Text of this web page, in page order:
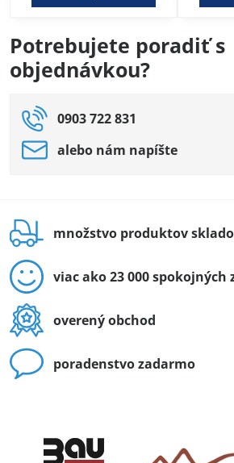
Potrebujete poradiť s
objednávkou?
0903 722 831
alebo nám napíšte
množstvo produktov
viac ako 23 000 spokojných
overený obchod
poradenstvo zadarmo